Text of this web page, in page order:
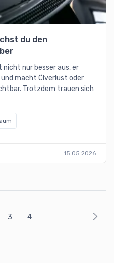
du den
nicht nur besser aus, er
macht Ölverlust oder
Trotzdem trauen sich
15.05.2026
3 4